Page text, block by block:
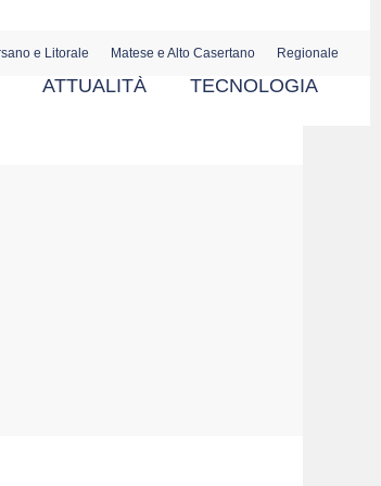
e Litorale Matese e Alto Casertano Regionale
ATTUALITÀ TECNOLOGIA